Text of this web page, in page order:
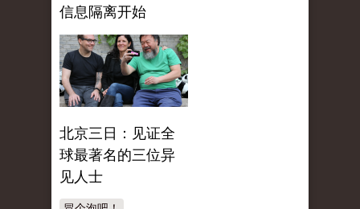
信息隔离开始
北京三日：见证全
球最著名的三位异
见人士